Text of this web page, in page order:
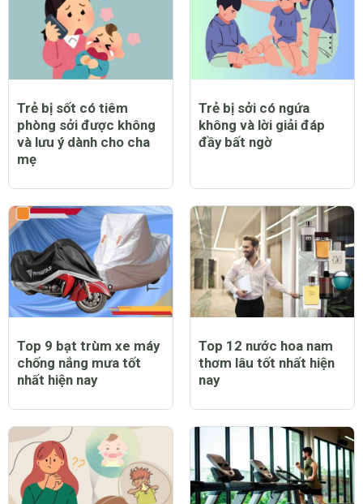
Trẻ bị sốt có tiêm
phòng sởi được không
và lưu ý dành cho cha
mẹ
Trẻ bị sởi có ngứa
không và lời giải đáp
đầy bất ngờ
Top 9 bạt trùm xe máy
chống nắng mưa tốt
nhất hiện nay
Top 12 nước hoa nam
thơm lâu tốt nhất hiện
nay